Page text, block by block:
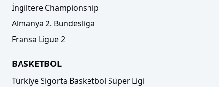
İngiltere Championship
Almanya 2. Bundesliga
Fransa Ligue 2
BASKETBOL
Türkiye Sigorta Basketbol Süper Ligi